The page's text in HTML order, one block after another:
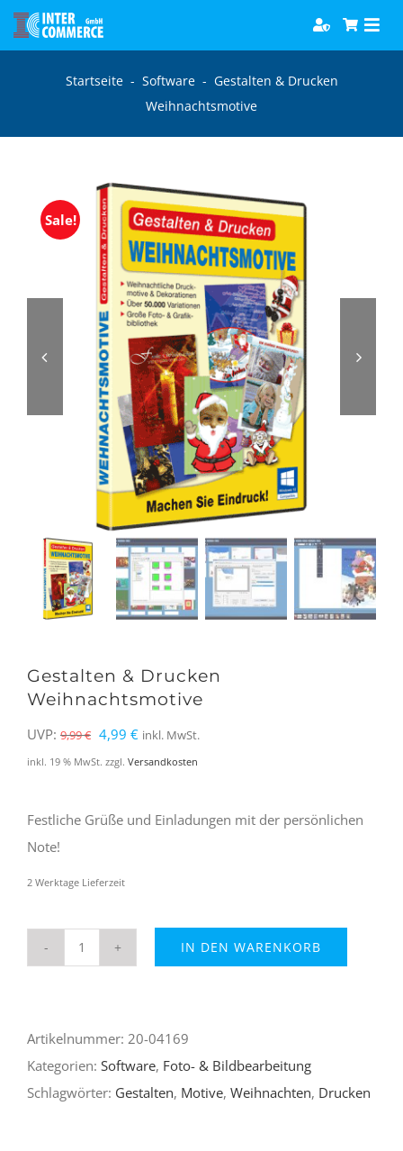
Zum
Inhalt
Software
Games
Hörbücher
Startseite- Software- Gestalten & Drucken
Weihnachtsmotive
Sale!
Gestalten & Drucken
Weihnachtsmotive
UVP: 9,99€ Ursprünglicher
Preis
9,99 €
4,99 €Aktueller
Preis
4,99 €.
inkl. MwSt.
inkl. 19 % MwSt. zzgl. Versandkosten
Festliche Grüße und Einladungen mit der persönlichen
Note!
2 Werktage Lieferzeit
Weihnachtsmotive
Menge
IN DEN WARENKORB
Artikelnummer: 20-04169
Kategorien: Software, Foto- & Bildbearbeitung
Schlagwörter: Gestalten, Motive, Weihnachten, Drucken